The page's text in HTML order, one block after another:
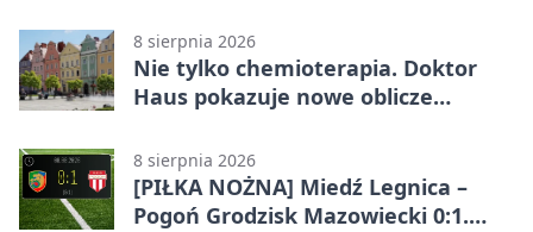
8 sierpnia 2026
Nie tylko chemioterapia. Doktor
Haus pokazuje nowe oblicze
8 sierpnia 2026
[PIŁKA NOŻNA] Miedź Legnica –
Pogoń Grodzisk Mazowiecki 0:1.